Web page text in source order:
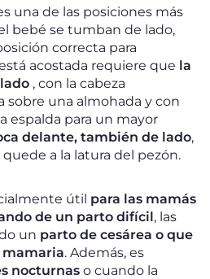
una de las posiciones más
bebé se tumban de lado,
correcta para
acostada requiere que la
, con la cabeza
sobre una almohada y con
espalda para un mayor
delante, también de lado,
a la latura del pezón.
útil para las mamás
de un parto difícil, las
un parto de cesárea o que
mamaria. Además, es
nocturnas o cuando la